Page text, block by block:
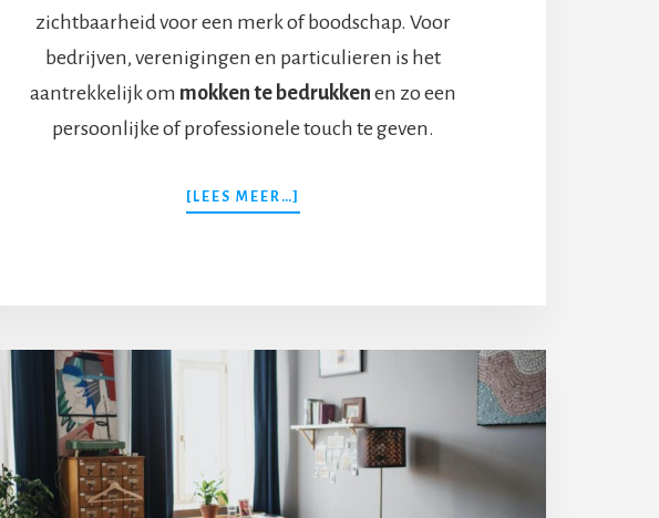
zichtbaarheid voor een merk of boodschap. Voor
bedrijven, verenigingen en particulieren is het
aantrekkelijk om mokken te bedrukken en zo een
persoonlijke of professionele touch te geven.
[LEES MEER…]
BEDRUKKEN: